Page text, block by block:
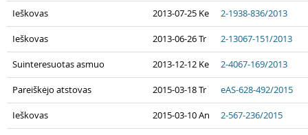
Ieškovas 2013-07-25 Ke 2-1938-836/2013
Ieškovas 2013-06-26 Tr 2-13067-151/2013
Suinteresuotas asmuo 2013-12-12 Ke 2-4067-169/2013
Pareiškėjo atstovas 2015-03-18 Tr eAS-628-492/2015
Ieškovas 2015-03-10 An 2-567-236/2015